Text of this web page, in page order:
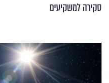
סקירה למשקיעים